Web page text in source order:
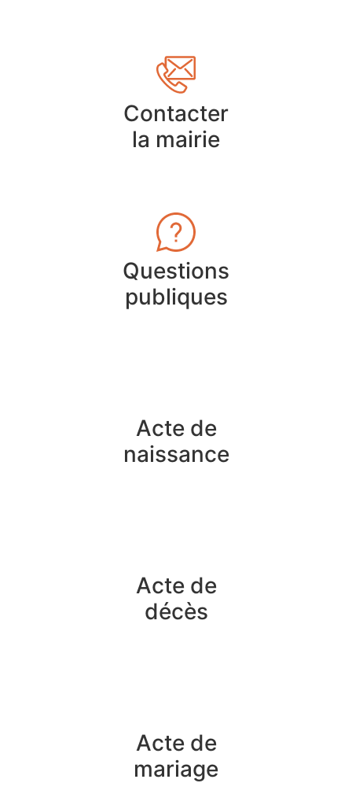
Contacter
la mairie
Questions
publiques
Acte de
naissance
Acte de
décès
Acte de
mariage